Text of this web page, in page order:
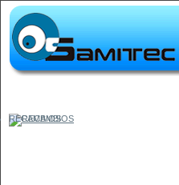
RECAMBIOS